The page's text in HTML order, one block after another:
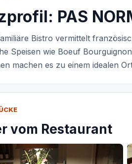
PAS
Bistro vermittelt
Speisen wie Boeuf
machen es zu einem idealen
vom Restaurant